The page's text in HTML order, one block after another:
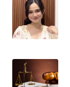
WN
SAMOSIR
PADANG
LAWAS